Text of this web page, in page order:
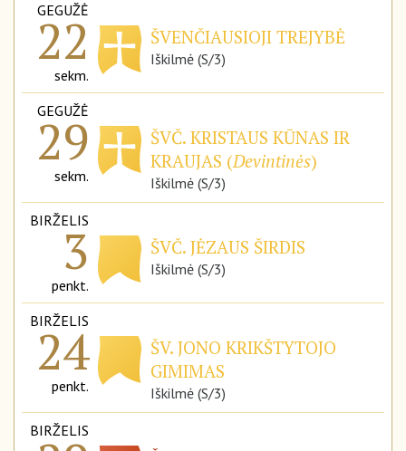
GEGUŽĖ
22
sekm.
ŠVENČIAUSIOJI TREJYBĖ
Iškilmė (S/3)
GEGUŽĖ
29
sekm.
ŠVČ. KRISTAUS KŪNAS IR
KRAUJAS (Devintinės)
Iškilmė (S/3)
BIRŽELIS
3
penkt.
ŠVČ. JĖZAUS ŠIRDIS
Iškilmė (S/3)
BIRŽELIS
24
penkt.
ŠV. JONO KRIKŠTYTOJO
GIMIMAS
Iškilmė (S/3)
BIRŽELIS